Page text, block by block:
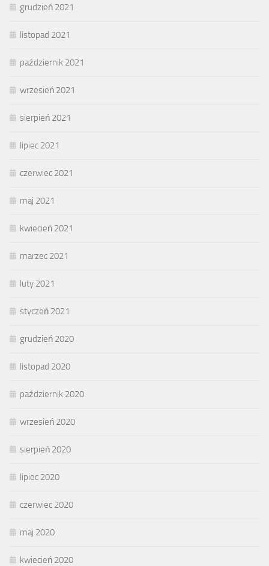
grudzień 2021
listopad 2021
październik 2021
wrzesień 2021
sierpień 2021
lipiec 2021
czerwiec 2021
maj 2021
kwiecień 2021
marzec 2021
luty 2021
styczeń 2021
grudzień 2020
listopad 2020
październik 2020
wrzesień 2020
sierpień 2020
lipiec 2020
czerwiec 2020
maj 2020
kwiecień 2020